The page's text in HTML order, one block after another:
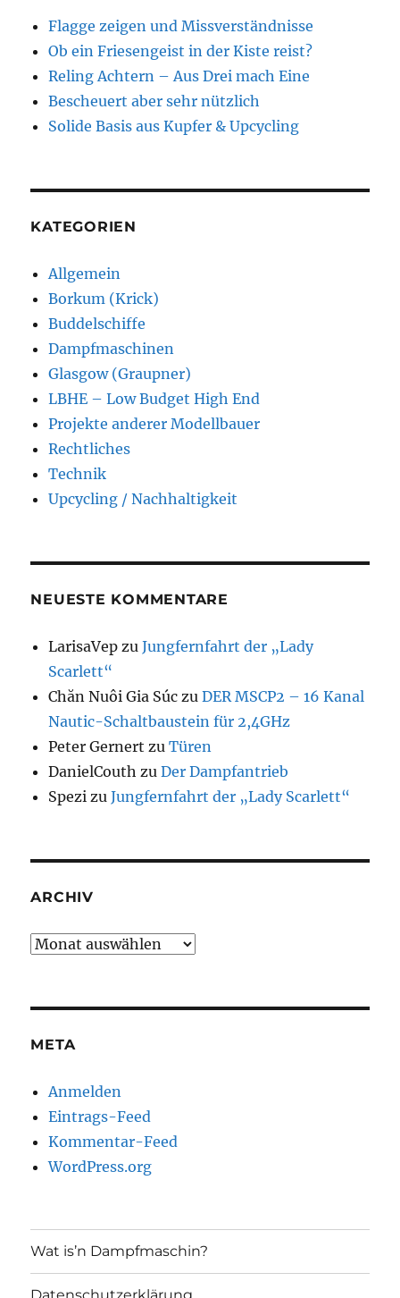
Flagge zeigen und Missverständnisse
Ob ein Friesengeist in der Kiste reist?
Reling Achtern – Aus Drei mach Eine
Bescheuert aber sehr nützlich
Solide Basis aus Kupfer & Upcycling
KATEGORIEN
Allgemein
Borkum (Krick)
Buddelschiffe
Dampfmaschinen
Glasgow (Graupner)
LBHE – Low Budget High End
Projekte anderer Modellbauer
Rechtliches
Technik
Upcycling / Nachhaltigkeit
NEUESTE KOMMENTARE
LarisaVep zuJungfernfahrt der „Lady
Scarlett“
Chăn Nuôi Gia Súc zuDER MSCP2 – 16 Kanal
Nautic-Schaltbaustein für 2,4GHz
Peter Gernert zuTüren
DanielCouth zuDer Dampfantrieb
Spezi zuJungfernfahrt der „Lady Scarlett“
ARCHIV
Archiv
META
Anmelden
Eintrags-Feed
Kommentar-Feed
WordPress.org
Wat is’n Dampfmaschin?